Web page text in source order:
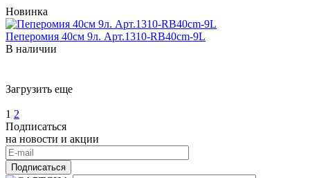
Новинка
Пеперомия 40см 9л. Арт.1310-RB40cm-9L
В наличии
Загрузить еще
1 2
Подписаться
на новости и акции
Подписаться